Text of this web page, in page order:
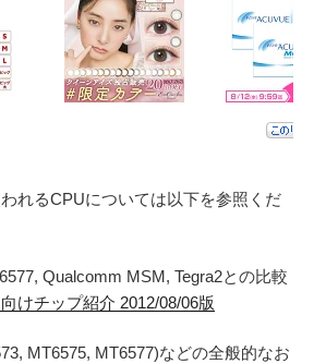
れるCPUについては以下を参照くだ
Qualcomm MSM, Tegra2との比較
けチップ紹介 2012/08/06版
MT6575, MT6577)などの全般的なお